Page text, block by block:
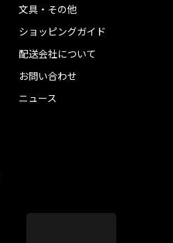
文具・その他
ショッピングガイド
配送会社について
お問い合わせ
ニュース